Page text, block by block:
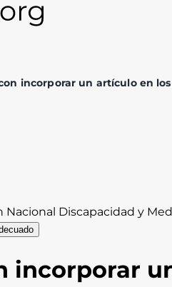
incorporar un artículo en
Nacional Discapacidad y
incorporar